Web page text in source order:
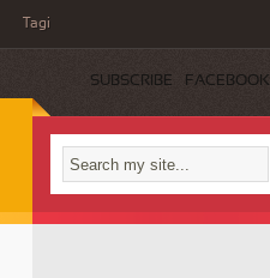
Tagi
SUBSCRIBE FACEBOOK